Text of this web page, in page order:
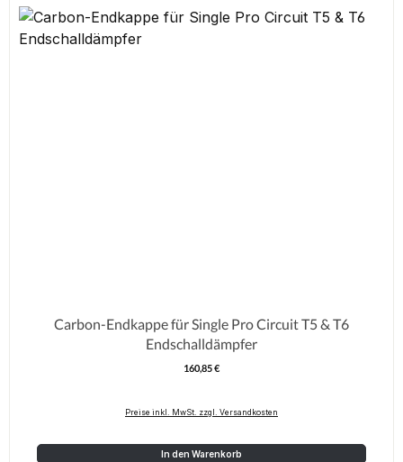
Carbon-Endkappe für Single Pro Circuit T5 & T6
Endschalldämpfer
Regulärer Preis:
160,85 €
Preise inkl. MwSt. zzgl. Versandkosten
In den Warenkorb